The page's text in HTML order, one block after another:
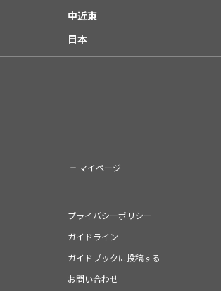
中近東
日本
マイページ
プライバシーポリシー
ガイドライン
ガイドブックに投稿する
お問い合わせ